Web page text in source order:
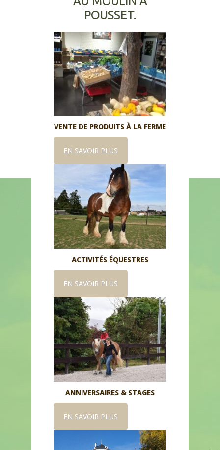
POUSSET.
VENTE DE PRODUITS À LA FERME
EN SAVOIR PLUS
ACTIVITÉS ÉQUESTRES
EN SAVOIR PLUS
ANNIVERSAIRES & STAGES
EN SAVOIR PLUS